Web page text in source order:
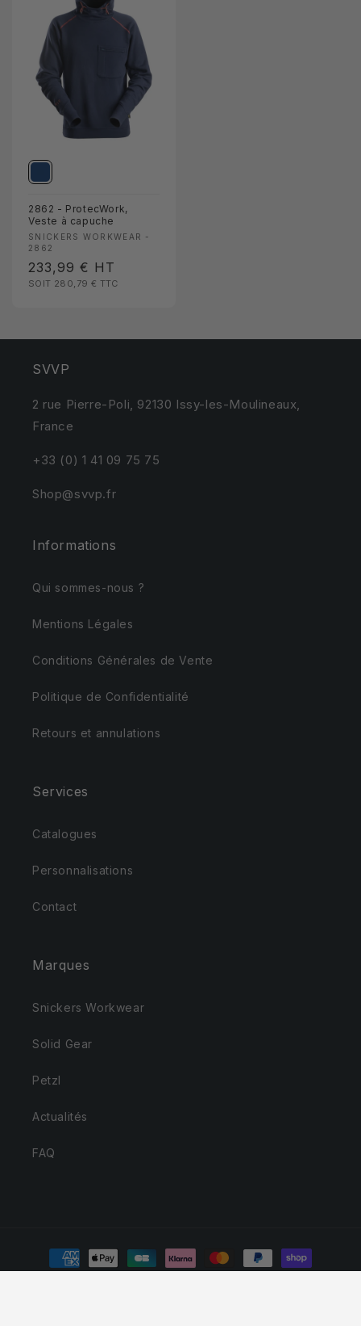
2862 - ProtecWork,
Veste à capuche
Fournisseur :
SNICKERS WORKWEAR -
2862
Prix
habituel
233,99 € HT
SOIT 280,79 € TTC
SVVP
2 rue Pierre-Poli, 92130 Issy-les-Moulineaux,
France
+33 (0) 1 41 09 75 75
Shop@svvp.fr
Informations
Qui sommes-nous ?
Mentions Légales
Conditions Générales de Vente
Politique de Confidentialité
Retours et annulations
Services
Catalogues
Personnalisations
Contact
Marques
Snickers Workwear
Solid Gear
Petzl
Actualités
FAQ
Moyens
de